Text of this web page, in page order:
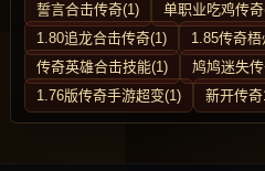
誓言合击传奇(1)
单职业吃鸡传
1.80追龙合击传奇(1)
1.85传奇
传奇英雄合击技能(1)
鸠鸠迷失
1.76版传奇手游超变(1)
新开传